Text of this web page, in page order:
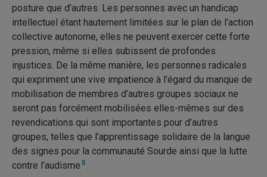
posture que d’autres. Les personnes avec un handicap
intellectuel étant hautement limitées sur le plan de l’action
collective autonome, elles ne peuvent exercer cette forte
pression, même si elles subissent de profondes
injustices. De la même manière, les personnes radicales
qui expriment une vive impatience à l’égard du manque de
mobilisation de membres d’autres groupes sociaux ne
seront pas forcément mobilisées elles-mêmes sur des
revendications qui sont importantes pour d’autres
groupes, telles que l’apprentissage solidaire de la langue
des signes pour la communauté Sourde ainsi que la lutte
contre l’audisme 8